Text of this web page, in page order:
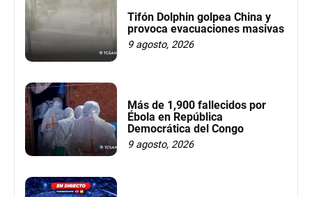
Tifón Dolphin golpea China y
provoca evacuaciones masivas
9 agosto, 2026
Más de 1,900 fallecidos por
Ébola en República
Democrática del Congo
9 agosto, 2026